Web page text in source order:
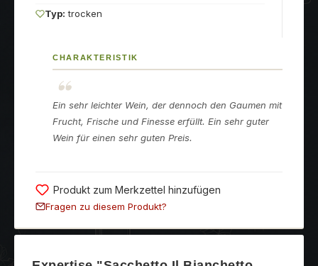
Typ: trocken
CHARAKTERISTIK
Ein sehr leichter Wein, der dennoch den Gaumen mit
Frucht, Frische und Finesse erfüllt. Ein sehr guter
Wein für einen sehr guten Preis.
Produkt zum Merkzettel hinzufügen
Fragen zu diesem Produkt?